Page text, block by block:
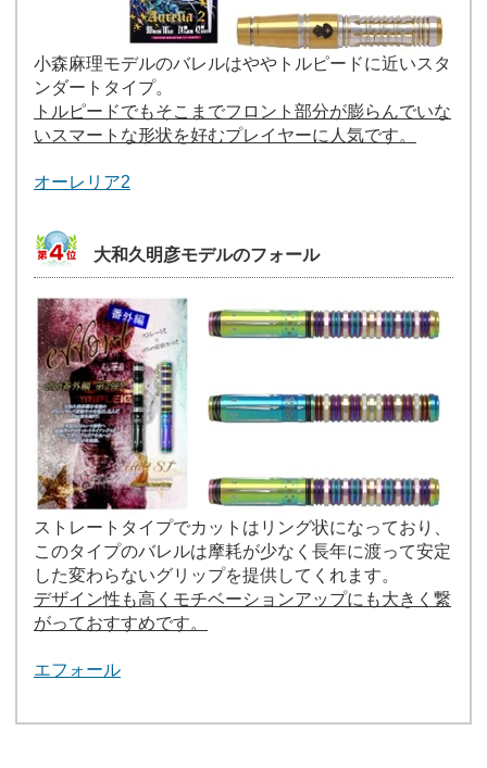
小森麻理モデルのバレルはややトルピードに近いスタ
ンダートタイプ。
トルピードでもそこまでフロント部分が膨らんでいな
いスマートな形状を好むプレイヤーに人気です。
オーレリア2
大和久明彦モデルのフォール
ストレートタイプでカットはリング状になっており、
このタイプのバレルは摩耗が少なく長年に渡って安定
した変わらないグリップを提供してくれます。
デザイン性も高くモチベーションアップにも大きく繋
がっておすすめです。
エフォール